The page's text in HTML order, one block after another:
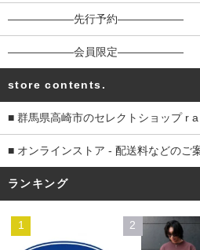
――――――先行予約――――――
――――――会員限定――――――
store contents.
■ 群馬県高崎市のセレクトショップ r
■ オンラインストア - 配送料などのご
ランキング
1 2